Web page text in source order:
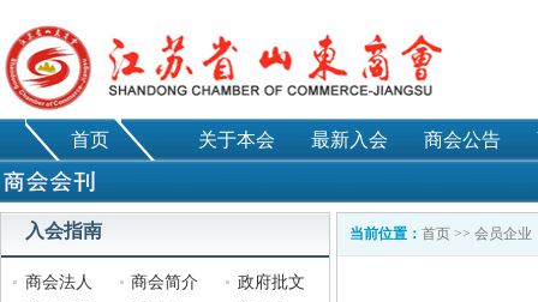
首页 关于本会 最新入会 商会公告
入会指南
商会法人 商会简介
政府批文
当前位置： 首页 >> 会员企业